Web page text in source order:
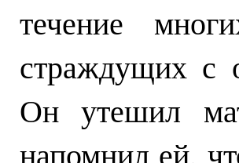
течение
страждущих с
Он утешил
напомнил ей,